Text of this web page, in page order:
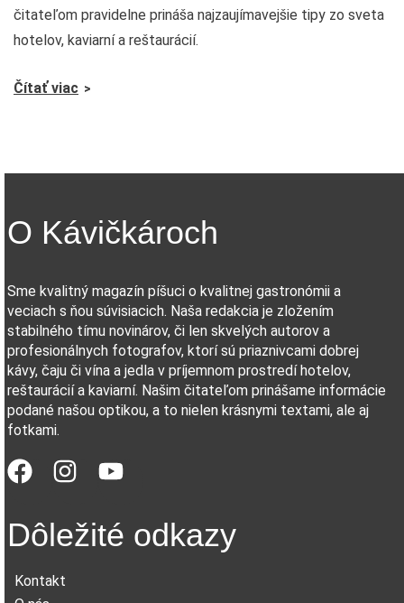
čitateľom pravidelne prináša najzaujímavejšie tipy zo sveta
hotelov, kaviarní a reštaurácií.
Čítať viac
O Kávičkároch
Sme kvalitný magazín píšuci o kvalitnej gastronómii a
veciach s ňou súvisiacich. Naša redakcia je zložením
stabilného tímu novinárov, či len skvelých autorov a
profesionálnych fotografov, ktorí sú priaznivcami dobrej
kávy, čaju či vína a jedla v príjemnom prostredí hotelov,
reštaurácií a kaviarní. Našim čitateľom prinášame informácie
podané našou optikou, a to nielen krásnymi textami, ale aj
fotkami.
Dôležité odkazy
Kontakt